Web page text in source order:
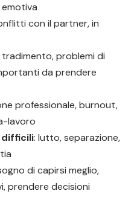
con il partner, in
tradimento, problemi di
da prendere
professionale, burnout,
lavoro
difficili: lutto, separazione,
di capirsi meglio,
prendere decisioni